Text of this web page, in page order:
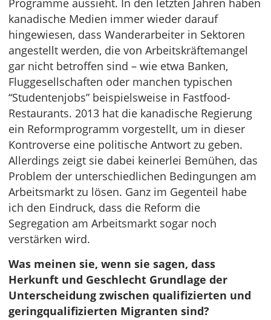
Programme aussieht. In den letzten Jahren haben
kanadische Medien immer wieder darauf
hingewiesen, dass Wanderarbeiter in Sektoren
angestellt werden, die von Arbeitskräftemangel
gar nicht betroffen sind – wie etwa Banken,
Fluggesellschaften oder manchen typischen
“Studentenjobs” beispielsweise in Fastfood-
Restaurants. 2013 hat die kanadische Regierung
ein Reformprogramm vorgestellt, um in dieser
Kontroverse eine politische Antwort zu geben.
Allerdings zeigt sie dabei keinerlei Bemühen, das
Problem der unterschiedlichen Bedingungen am
Arbeitsmarkt zu lösen. Ganz im Gegenteil habe
ich den Eindruck, dass die Reform die
Segregation am Arbeitsmarkt sogar noch
verstärken wird.
Was meinen sie, wenn sie sagen, dass
Herkunft und Geschlecht Grundlage der
Unterscheidung zwischen qualifizierten und
geringqualifizierten Migranten sind?